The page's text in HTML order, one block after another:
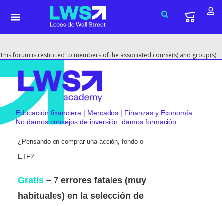
This forum is restricted to members of the associated course(s) and group(s).
Educación financiera | Mercados | Finanzas y Economía
No damos consejos de inversión, damos formación
¿Pensando en comprar una acción, fondo o
ETF?
Gratis – 7 errores fatales (muy
habituales) en la selección de